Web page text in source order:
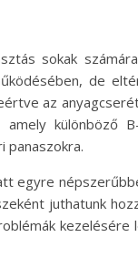
sokak
de
az
különböző
panaszokra.
egyre
juthatunk